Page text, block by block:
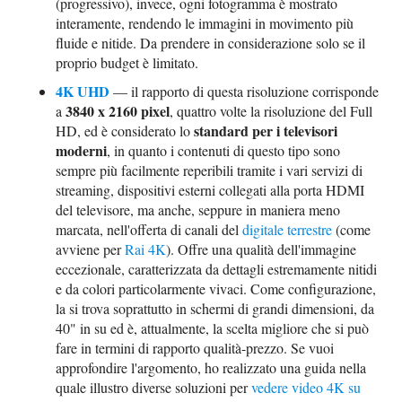
interamente, rendendo le immagini in movimento più
fluide e nitide. Da prendere in considerazione solo se il
proprio budget è limitato.
4K UHD — il rapporto di questa risoluzione corrisponde
a3840 x 2160 pixel, quattro volte la risoluzione del Full
HD, ed è considerato lostandard per i televisori
moderni, in quanto i contenuti di questo tipo sono
sempre più facilmente reperibili tramite i vari servizi di
streaming, dispositivi esterni collegati alla porta HDMI
del televisore, ma anche, seppure in maniera meno
marcata, nell'offerta di canali deldigitale terrestre(come
avviene perRai 4K). Offre una qualità dell'immagine
eccezionale, caratterizzata da dettagli estremamente nitidi
e da colori particolarmente vivaci. Come configurazione,
la si trova soprattutto in schermi di grandi dimensioni, da
40" in su ed è, attualmente, la scelta migliore che si può
fare in termini di rapporto qualità-prezzo. Se vuoi
approfondire l'argomento, ho realizzato una guida nella
quale illustro diverse soluzioni pervedere video 4K su